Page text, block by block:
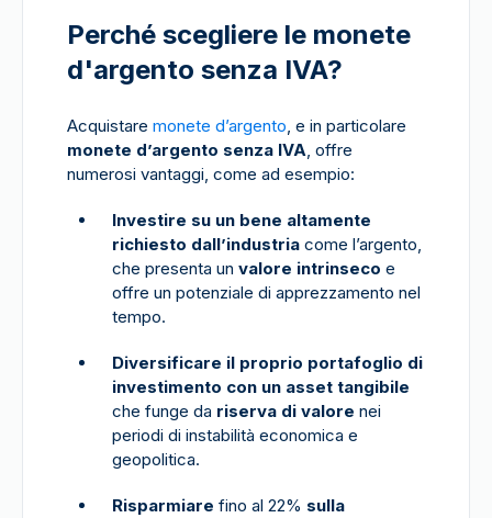
Perché scegliere le monete
d'argento senza IVA?
Acquistare monete d’argento, e in particolare
monete d’argento senza IVA, offre
numerosi vantaggi, come ad esempio:
Investire su un bene altamente
richiesto dall’industria come l’argento,
che presenta un valore intrinseco e
offre un potenziale di apprezzamento nel
tempo.
Diversificare il proprio portafoglio di
investimento con un asset tangibile
che funge da riserva di valore nei
periodi di instabilità economica e
geopolitica.
Risparmiare fino al 22% sulla